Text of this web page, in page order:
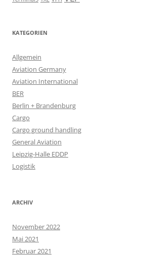
KATEGORIEN
Allgemein
Aviation Germany
Aviation International
BER
Berlin + Brandenburg
Cargo
Cargo ground handling
General Aviation
Leipzig-Halle EDDP
Logistik
ARCHIV
November 2022
Mai 2021
Februar 2021